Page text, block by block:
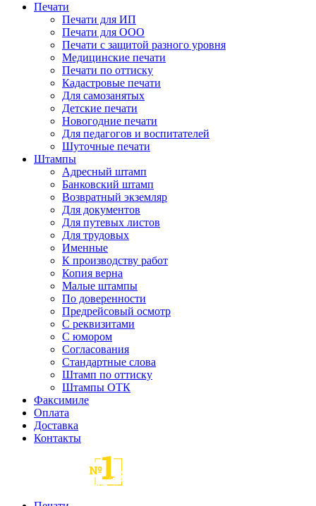
Печати
Печати для ИП
Печати для ООО
Печати с защитой разного уровня
Медицинские печати
Печати по оттиску
Кадастровые печати
Для самозанятых
Детские печати
Новогодние печати
Для педагогов и воспитателей
Шуточные печати
Штампы
Адресный штамп
Банковский штамп
Возвратный экземляр
Для документов
Для путевых листов
Для трудовых
Именные
К производству работ
Копия верна
Малые штампы
По доверенности
Предрейсовый осмотр
С реквизитами
С юмором
Согласования
Стандартные слова
Штамп по оттиску
Штампы ОТК
Факсимиле
Оплата
Доставка
Контакты